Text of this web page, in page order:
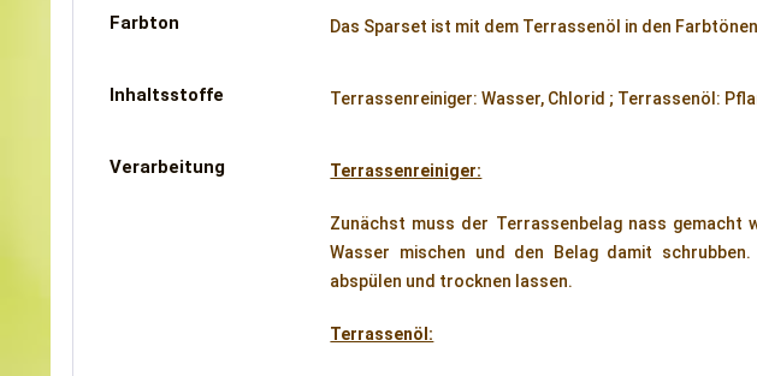
Farbton Das Sparset ist mit dem Terrassenöl in den Farbtönen
Inhaltsstoffe Terrassenreiniger: Wasser, Chlorid ; Terrassenöl:
Verarbeitung Terrassenreiniger:
Zunächst muss der Terrassenbelag nass gemacht
Wasser mischen und den Belag damit
abspülen und trocknen lassen.
Terrassenöl: